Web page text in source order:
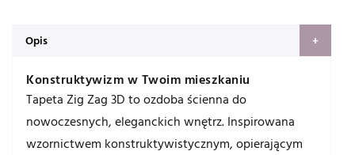
Opis
Konstruktywizm w Twoim mieszkaniu
Tapeta Zig Zag 3D to ozdoba ścienna do
nowoczesnych, eleganckich wnętrz. Inspirowana
wzornictwem konstruktywistycznym, opierającym